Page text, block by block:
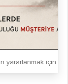
servisleri
yararlanmak için